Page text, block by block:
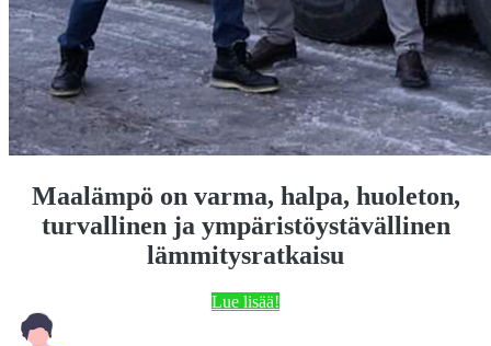
Maalämpö on varma, halpa, huoleton,
turvallinen ja ympäristöystävällinen
lämmitysratkaisu
Lue lisää!